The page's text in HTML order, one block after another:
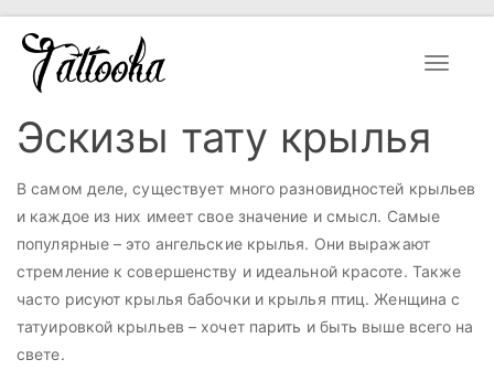
Toggle
Эскизы тату крылья
В самом деле, существует много разновидностей крыльев
и каждое из них имеет свое значение и смысл. Самые
популярные – это ангельские крылья. Они выражают
стремление к совершенству и идеальной красоте. Также
часто рисуют крылья бабочки и крылья птиц. Женщина с
татуировкой крыльев – хочет парить и быть выше всего на
свете.